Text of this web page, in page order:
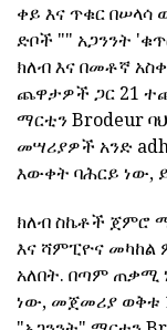
ቀይ እና ጥቁር
ድቦች "" አጋንንት
ክለብ እና በመቶኛ
ጨዋታዎች ጋር 21
ማርቲን Brodeur
መሣሪያዎች አንድ
እውቀት ባሕርይ ነው,
ክለብ ስኬቶች ጀምሮ
እና ሻምፒዮና መካከል
አለበት. በጣም ጠቃሚ
ነው, መጀመሪያ ወቅቱ